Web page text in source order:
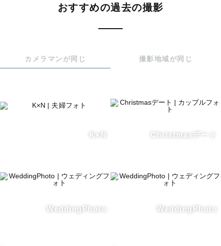
僕が写真を撮るうえで大切にしているのは、
特別な記念日だけでなく、
考えています。
「こんな表情をしていたんだね」「この時間、幸せだった
そんな写真をお届けできたら嬉しいです。
おすすめの過去の撮影
カメラマンが同じ 撮影地域が同じ
K×N Christmasデート
WeddingPhoto WeddingPhoto